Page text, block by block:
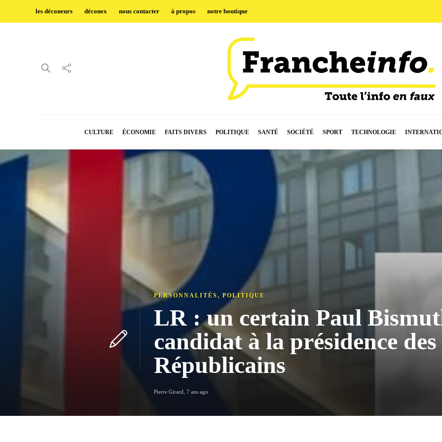
les déconeurs déconex nous contacter à propos notre boutique
CULTURE ÉCONOMIE FAITS DIVERS POLITIQUE SANTÉ SOCIÉTÉ SPORT TECHNOLOGIE
PERSONNALITÉS, POLITIQUE
LR : un certain Paul
candidat à la présidence des
Républicains
Pierre Girard 7 ans ago